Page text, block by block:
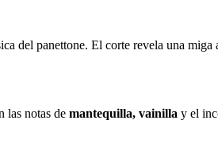
del panettone. El corte revela una
las notas de mantequilla, vainilla y el